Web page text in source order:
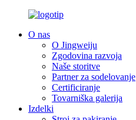
O nas
O Jingweiju
Zgodovina razvoja
Naše storitve
Partner za sodelovanje
Certificiranje
Tovarniška galerija
Izdelki